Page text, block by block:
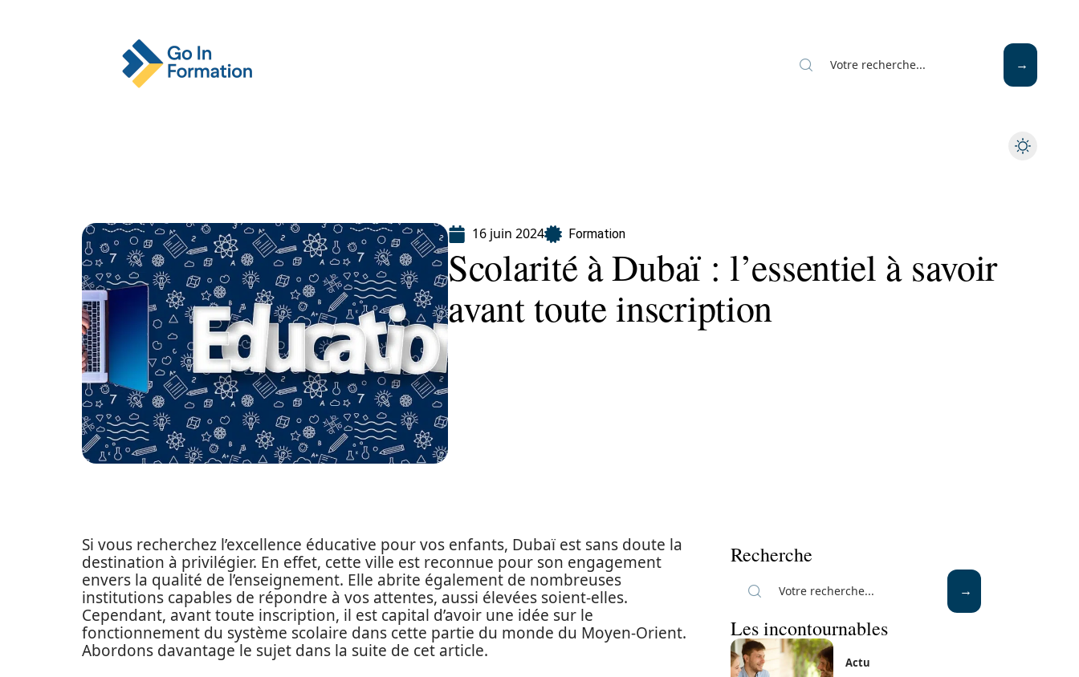
16 juin 2024 Formation
Scolarité à Dubaï : l’essentiel à savoir
avant toute inscription
Si vous recherchez l’excellence éducative pour vos enfants, Dubaï est sans doute la
destination à privilégier. En effet, cette ville est reconnue pour son engagement
envers la qualité de l’enseignement. Elle abrite également de nombreuses
institutions capables de répondre à vos attentes, aussi élevées soient-elles.
Cependant, avant toute inscription, il est capital d’avoir une idée sur le
fonctionnement du système scolaire dans cette partie du monde du Moyen-Orient.
Abordons davantage le sujet dans la suite de cet article.
Recherche
Les incontournables
Actu